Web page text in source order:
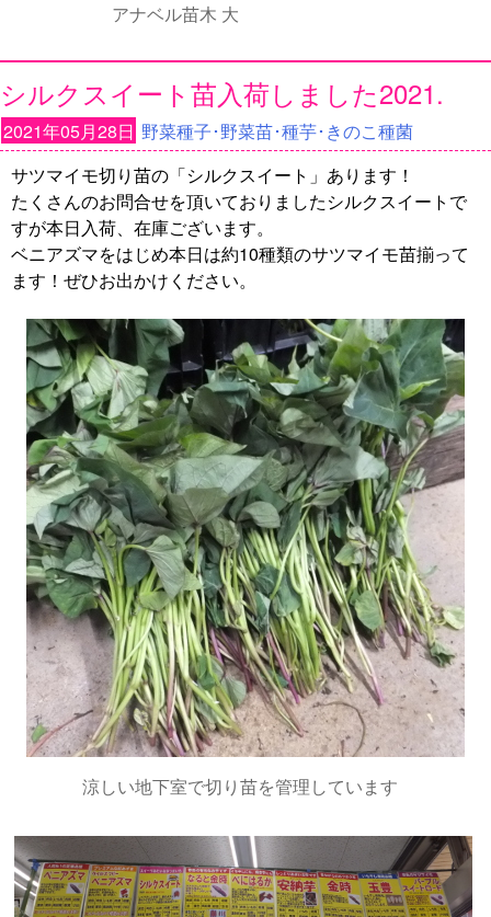
アナベル苗木 大
シルクスイート苗入荷しました2021.
2021年05月28日 野菜種子･野菜苗･種芋･きのこ種菌
サツマイモ切り苗の「シルクスイート」あります！
たくさんのお問合せを頂いておりましたシルクスイートで
すが本日入荷、在庫ございます。
ベニアズマをはじめ本日は約10種類のサツマイモ苗揃って
ます！ぜひお出かけください。
涼しい地下室で切り苗を管理しています